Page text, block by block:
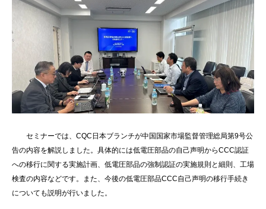
セミナーでは、CQC日本ブランチが中国国家市場監督管理総局第9号公
告の内容を解説しました。具体的には低電圧部品の自己声明からCCC認証
への移行に関する実施計画、低電圧部品の強制認証の実施規則と細則、工場
検査の内容などです。また、今後の低電圧部品CCC自己声明の移行手続き
についても説明が行いました。